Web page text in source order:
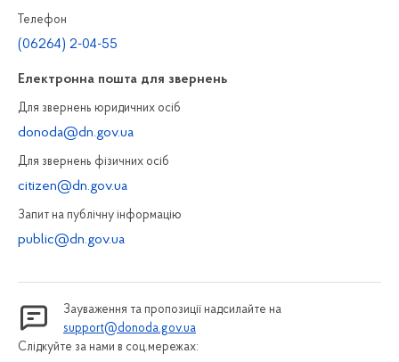
Телефон
(06264) 2-04-55
Електронна пошта для звернень
Для звернень юридичних осiб
donoda@dn.gov.ua
Для звернень фізичних осiб
citizen@dn.gov.ua
Запит на публiчну інформацiю
public@dn.gov.ua
Зауваження та пропозиції надсилайте на
support@donoda.gov.ua
Слідкуйте за нами в соц.мережах: